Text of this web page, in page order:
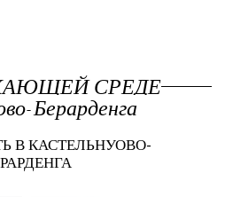
СРЕДЕ
Берарденга
В КАСТЕЛЬНУОВО-